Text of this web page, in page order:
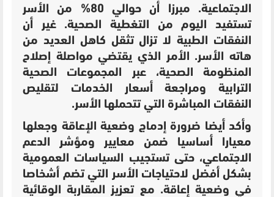
الاجتماعية. مبرزا أن حوالي 80% من الأسر
تستفيد اليوم من التغطية الصحية. غير أن
النفقات الطبية لا تزال تثقل كاهل العديد من
هاته الأسر. الأمر الذي يقتضي مواصلة إصلاح
المنظومة الصحية، عبر المجموعات الصحية
الترابية ومراجعة أسعار الخدمات لتقليص
النفقات المباشرة التي تتحملها الأسر.
وأكد أيضا ضرورة إدماج وضعية الإعاقة وجعلها
معيارا أساسيا ضمن معايير ومؤشر الدعم
الاجتماعي، حتى تستجيب السياسات العمومية
بشكل أفضل لاحتياجات الأسر التي تضم أشخاصا
في وضعية إعاقة. مع تعزيز المقاربة الوقائية